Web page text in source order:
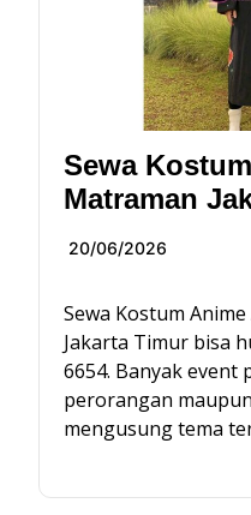
Sewa
Matraman
20/06/2026
Sewa Kostum
Jakarta Timur bisa
6654. Banyak event
perorangan
mengusung tema